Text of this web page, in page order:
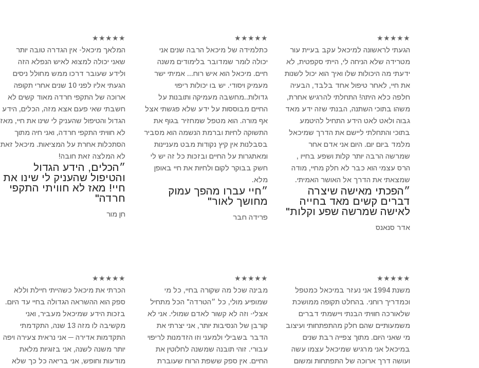
★
★
★
★
★
המלאך מיכאל- אין הגדרה טובה יותר
שאני יכולה למצוא לאיש הנפלא הזה
ולידע שעובר דרכו ממש מחולל ניסים
הגעתי אליו לפני 10 שנים אחרי תקופה
ארוכה של התקפי חרדה מאוד קשים לא
חשבתי שאי פעם אצא מזה, הכלים, הידע
הגדול והטיפול שהעניק לי שינו את חיי, מאז
לא חוויתי התקפי חרדה, ואני חיה מתוך
הסתכלות אחרת על המציאות. מיכאל זאת
לא המלצה זאת חובה!
״הכלים, הידע הגדול
והטיפול שהעניק לי שינו את
חיי! מאז לא חוויתי התקפי
חרדה"
חן מור
★
★
★
★
★
כתלמידה של מיכאל הרבה שנים אני
יכולה לומר שמדובר בלימודים משנה
חיים. מיכאל הוא איש רוח... אמיתי ישר
מעמיק ויסודי. יש בו יכולות ריפוי
גדולות..מחשבה מעמיקה ותובנות על
החיים מבוססות על ידע שלא פגשתי אצל
אף מורה. הוא מטפל שמחזיר בגוף את
התשוקה לחיות וברמת הנשמה הוא מסביר
בסבלנות אין קיץ נקודות מבט מעניינות
ומאתגרות על החיים ובזכות כל זה יש לי
חשק בבוקר לקום ולחיות את חיי באופן
מלא.
״חיי עברו מהפך עמוק
מחושך לאור"
פרידה חבר
★
★
★
★
★
הגעתי לראשונה למיכאל עקב בעיית עור
מטרידה שלא הניחה לי, הייתי סקפטית, לא
ידעתי מה היכולות שלו ואיך הוא יכול לשנות
את חיי, לאחר טיפול אחד בלבד, הבעיה
חלפה כלא היתה! התחלתי להרגיש אחרת,
משהו בתוכי השתנה, הבנתי שזה ידע מאד
גבוה ולאט לאט הידע התחיל להיטמע
בתוכי והתחלתי ליישם את הדרך שמיכאל
מלמד ביום יום. היום אני אדם אחר
שמרשה הרבה יותר קלות ושפע בחייו ,
הרס עצמי הוא כבר לא חלק מחיי, מודה
שמצאתי את הדרך אל האושר האמיתי.
״הפכתי מאישה שיצרה
דברים קשים מאד בחייה
לאישה שמרשה שפע וקלות"
אדר סנאנס
★
★
★
★
★
הכרתי את מיכאל כשהייתי חיילת וללא
ספק הוא ההשראה הגדולה בחיי עד היום.
בזכות הידע שמיכאל מעביר, ואני
מקשיבה לו מזה 13 שנה, התקדמתי
התקדמות אדירה ─ אני נראית צעירה ויפה
יותר משנה לשנה, אני בזוגיות מלאת
מודעות וחופש, אני בריאה כל כך שלא
★
★
★
★
★
מבינה שכל מה שקורה בחיי, כל מי
שמופיע מולי, כל ״הטרדה" הכל מתחיל
אצלי- וזה לא קשור לאדם שמולי. אני לא
קורבן של הנסיבות יותר, אני יצרתי את
הדבר בשבילי ולמעני וזו הזדמנות לריפוי
עבורי. זוהי תובנה שמשנה לחלוטין את
החיים. אין ספק ששפת הרוח שעוברת
★
★
★
★
★
משנת 1994 אני נעזר במיכאל כמטפל
וכמדריך רוחני. בהחלט תקופה ממושכת
שלאורכה חוויתי הבנתי ויישמתי דברים
משמעותיים שהם חלק מהתפתחותי ועיצוב
מי שאני היום. מתוך צפייה רבת שנים
במיכאל אני מרגיש שמיכאל עצמו עשה
ועושה דרך ארוכה של התפתחות ומשום